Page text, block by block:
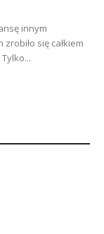
innym
się całkiem